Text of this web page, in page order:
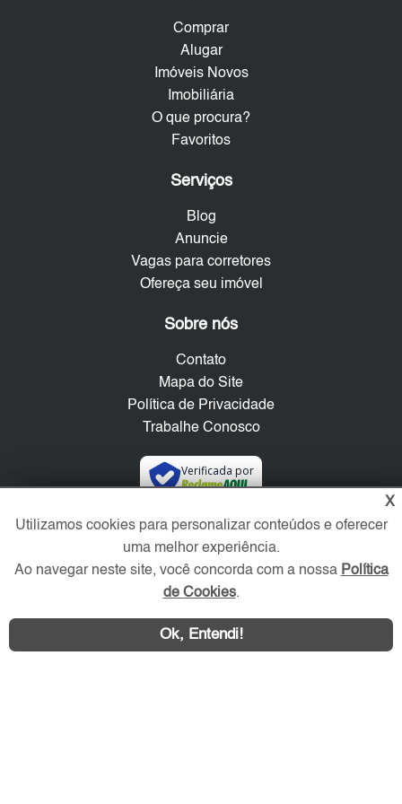
Comprar
Alugar
Imóveis Novos
Imobiliária
O que procura?
Favoritos
Serviços
Blog
Anuncie
Vagas para corretores
Ofereça seu imóvel
Sobre nós
Contato
Mapa do Site
Política de Privacidade
Trabalhe Conosco
Verificada por
Redes Sociais
X
Utilizamos cookies para personalizar conteúdos e oferecer
uma melhor experiência.
Ao navegar neste site, você concorda com a nossa Política
de Cookies.
Ok, Entendi!